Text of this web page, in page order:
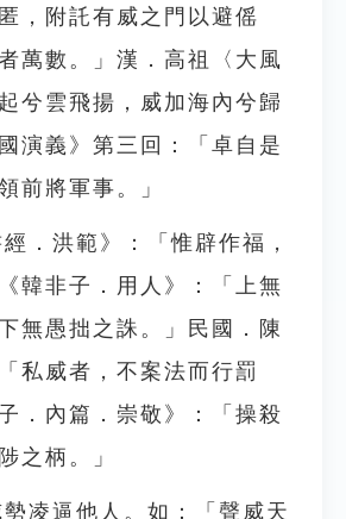
，附託有威之門以避傜
萬數。」漢．高祖〈大風
兮雲飛揚，威加海內兮歸
演義》第三回：「卓自是
前將軍事。」
．洪範》：「惟辟作福，
韓非子．用人》：「上無
無愚拙之誅。」民國．陳
私威者，不案法而行罰
．內篇．崇敬》：「操殺
之柄。」
凌逼他人。如：「聲威天